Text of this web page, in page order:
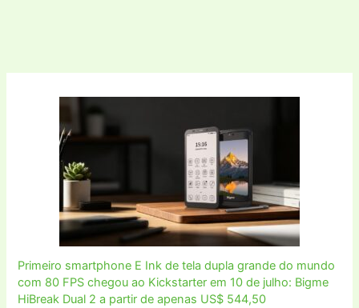
Primeiro smartphone E Ink de tela dupla grande do mundo
com 80 FPS chegou ao Kickstarter em 10 de julho: Bigme
HiBreak Dual 2 a partir de apenas US$ 544,50